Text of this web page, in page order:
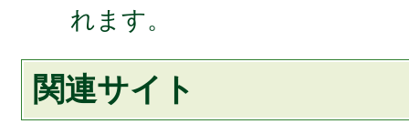
れます。
関連サイト